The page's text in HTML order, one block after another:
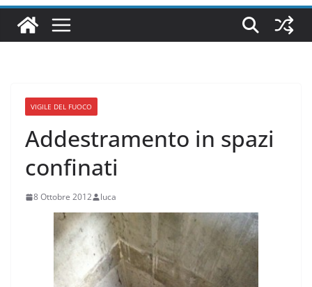
VIGILE DEL FUOCO
Addestramento in spazi
confinati
8 Ottobre 2012 luca